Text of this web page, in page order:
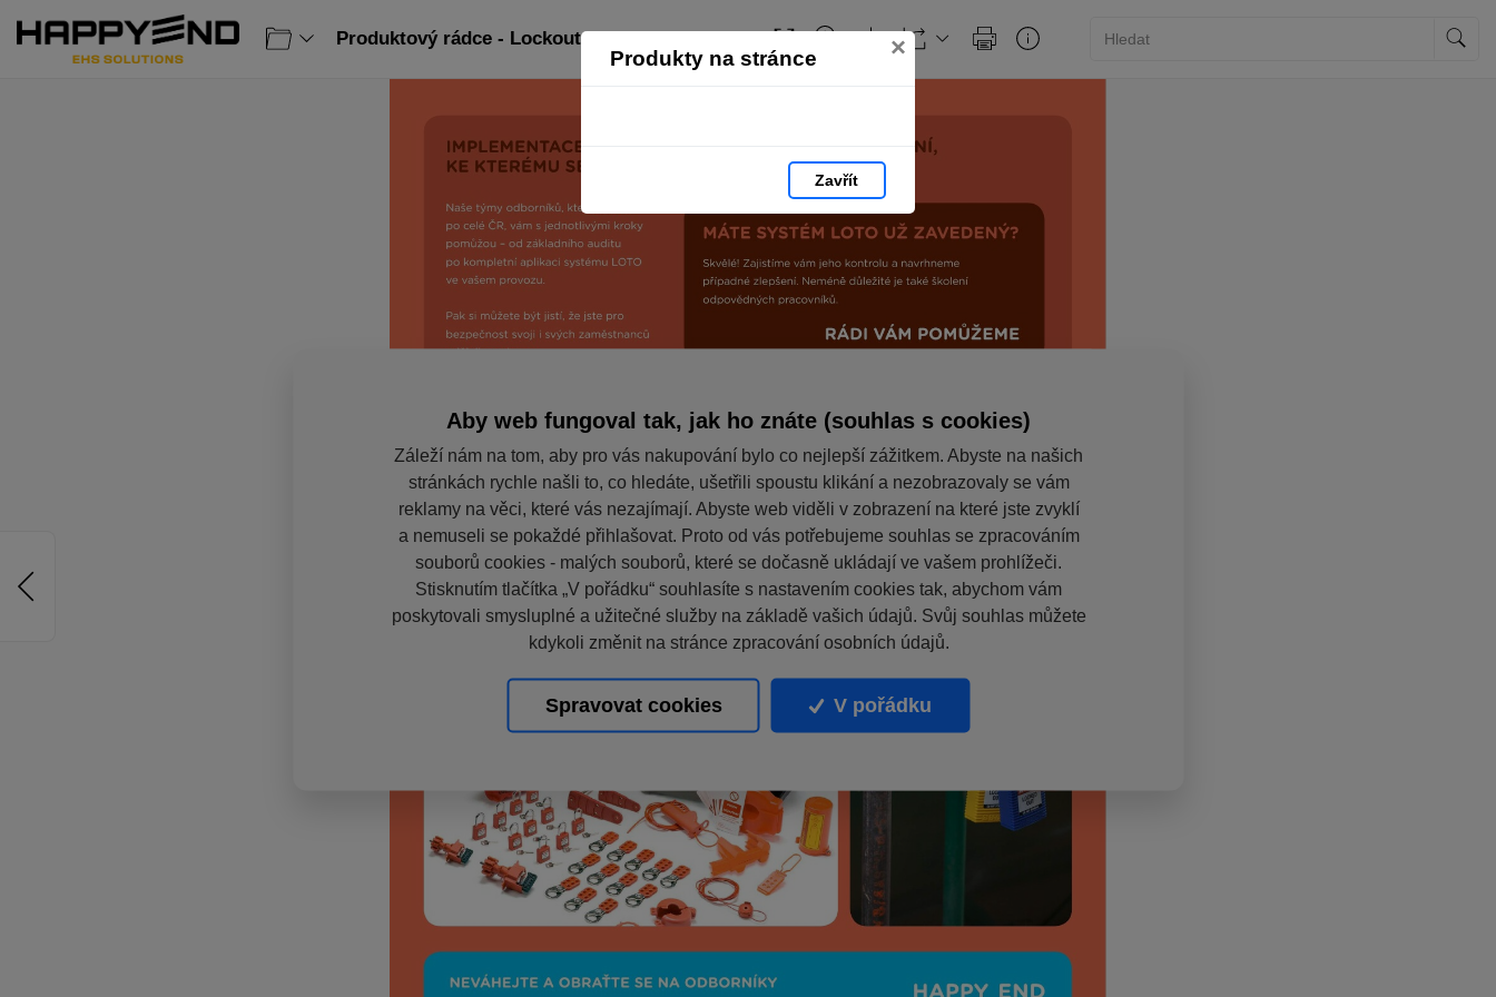
Produkty na stránce ×
Zavřít
Produktový rádce - Lockout Tagout: strana 4
Aby web fungoval tak, jak ho znáte (souhlas s cookies)
Záleží nám na tom, aby pro vás nakupování bylo co nejlepší zážitkem. Abyste na našich
stránkách rychle našli to, co hledáte, ušetřili spoustu klikání a nezobrazovaly se vám
reklamy na věci, které vás nezajímají. Abyste web viděli v zobrazení na které jste zvyklí
a nemuseli se pokaždé přihlašovat. Proto od vás potřebujeme souhlas se zpracováním
souborů cookies - malých souborů, které se dočasně ukládají ve vašem prohlížeči.
Stisknutím tlačítka „V pořádku“ souhlasíte s nastavením cookies tak, abychom vám
poskytovali smysluplné a užitečné služby na základě vašich údajů. Svůj souhlas můžete
kdykoli změnit na stránce zpracování osobních údajů.
Spravovat cookies V pořádku